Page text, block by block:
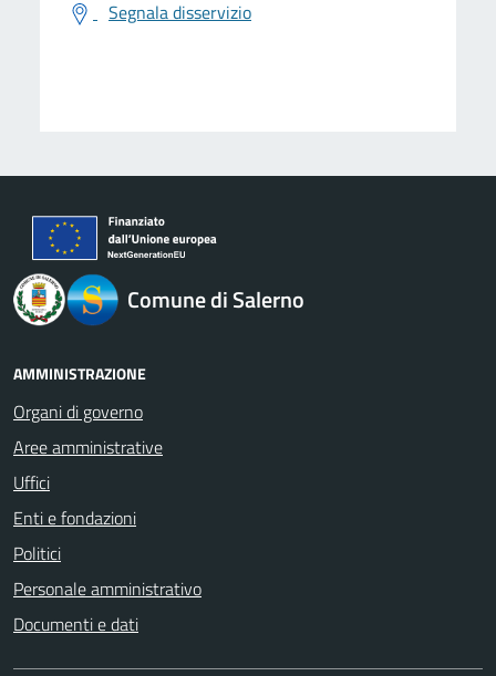
Segnala disservizio
logo Unione Europea
Comune di Salerno
AMMINISTRAZIONE
Organi di governo
Aree amministrative
Uffici
Enti e fondazioni
Politici
Personale amministrativo
Documenti e dati